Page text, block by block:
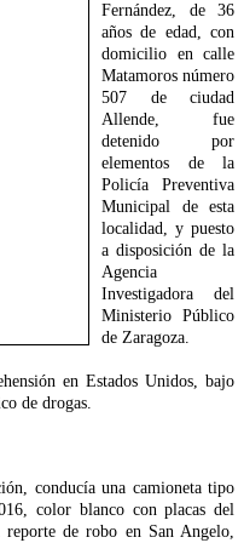
Fernández, de 36
años de edad, con
domicilio en calle
Matamoros número
507 de ciudad
Allende, fue
detenido por
elementos de la
Policía Preventiva
Municipal de esta
localidad, y puesto
a disposición de la
Agencia
Investigadora del
Ministerio Público
de Zaragoza.
en Estados Unidos, bajo
de drogas.
conducía una camioneta tipo
color blanco con placas del
reporte de robo en San Angelo,